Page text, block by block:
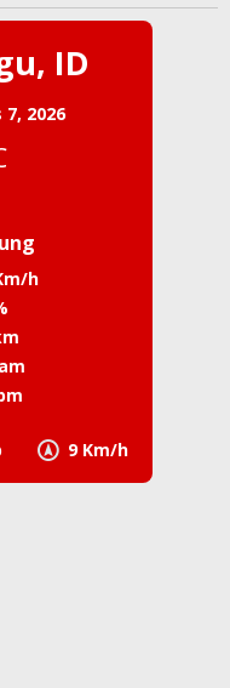
ID
2026
9 Km/h
h